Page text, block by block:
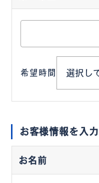
希望時間
お客様情報を入
お名前